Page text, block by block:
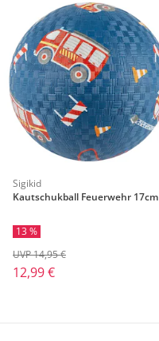
Sigikid
Kautschukball Feuerwehr 17cm
13 %
12,99 €
UVP 14,95 €